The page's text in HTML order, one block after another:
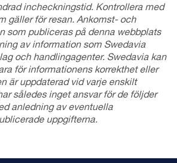
incheckningstid. Kontrollera med
gäller för resan. Ankomst- och
som publiceras på denna webbplats
av information som Swedavia
och handlingagenter. Swedavia kan
för informationens korrekthet eller
är uppdaterad vid varje enskilt
således inget ansvar för de följder
anledning av eventuella
uppgifterna.